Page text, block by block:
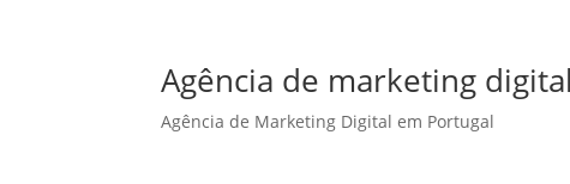
Agência de marketing
Agência de Marketing Digital em Portugal